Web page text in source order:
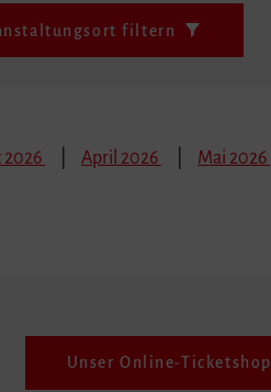
filtern
2026 April 2026 Mai 2026
Unser Online-Ticketshop